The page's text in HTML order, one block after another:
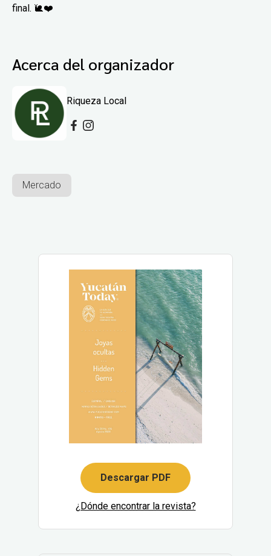
final. 🐌❤️
Acerca del organizador
Riqueza Local
Mercado
Descargar PDF
¿Dónde encontrar la revista?